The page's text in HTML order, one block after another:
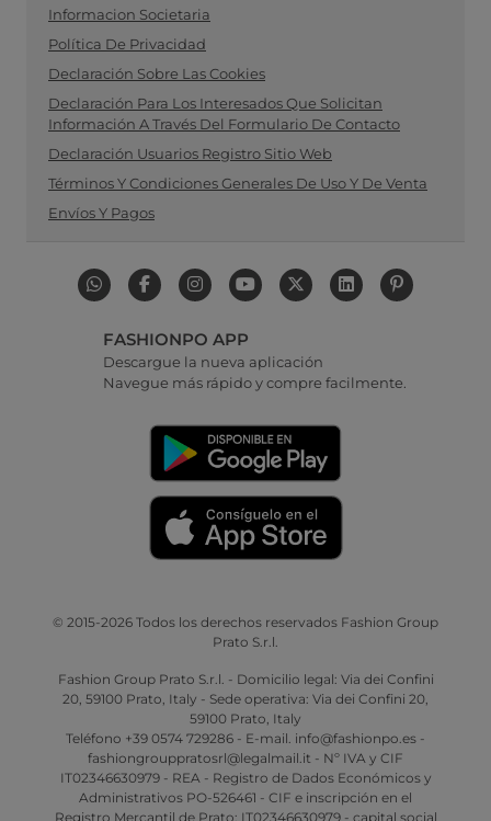
Informacion Societaria
Política De Privacidad
Declaración Sobre Las Cookies
Declaración Para Los Interesados Que Solicitan
Información A Través Del Formulario De Contacto
Declaración Usuarios Registro Sitio Web
Términos Y Condiciones Generales De Uso Y De Venta
Envíos Y Pagos
FASHIONPO APP
Descargue la nueva aplicación
Navegue más rápido y compre facilmente.
© 2015-2026 Todos los derechos reservados Fashion Group
Prato S.r.l.
Fashion Group Prato S.r.l. - Domicilio legal: Via dei Confini
20, 59100 Prato, Italy - Sede operativa: Via dei Confini 20,
59100 Prato, Italy
Teléfono +39 0574 729286 - E-mail. info@fashionpo.es -
fashiongrouppratosrl@legalmail.it - Nº IVA y CIF
IT02346630979 - REA - Registro de Dados Económicos y
Administrativos PO-526461 - CIF e inscripción en el
Registro Mercantil de Prato: IT02346630979 - capital social